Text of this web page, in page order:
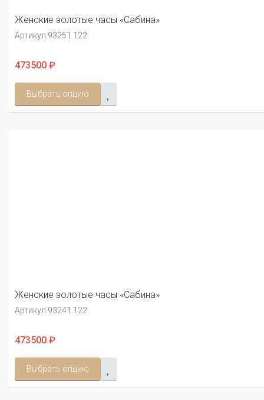
Женские золотые часы «Сабина»
Артикул:93251.122
473500 ₽
Выбрать опцию
Женские золотые часы «Сабина»
Артикул:93241.122
473500 ₽
Выбрать опцию